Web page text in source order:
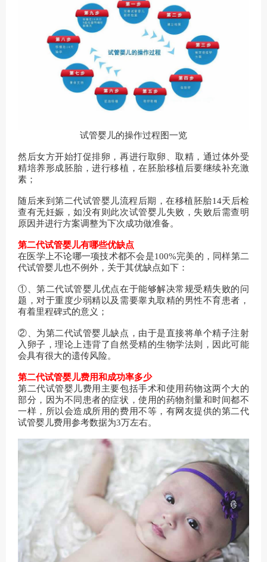
试管婴儿的操作过程图一览
然后女方开始打促排卵，再进行取卵、取精，通过体外受
精培养形成胚胎，进行移植，在胚胎移植后要继续补充激
素；
随后来到第二代试管婴儿流程后期，在移植胚胎14天后检
查有无妊娠，如没有则此次试管婴儿失败，失败后需查明
原因并进行方案调整为下次成功做准备。
第二代试管婴儿有哪些优缺点
在医学上不论哪一项技术都不会是100%完美的，同样第二
代试管婴儿也不例外，关于其优缺点如下：
①、第二代试管婴儿优点在于能够解决常规受精失败的问
题，对于重度少弱精以及需要睾丸取精的男性不育患者，
有着里程碑式的意义；
②、为第二代试管婴儿缺点，由于是直接将单个精子注射
入卵子，理论上违背了自然受精的生物学法则，因此可能
会具有很大的遗传风险。
第二代试管婴儿费用和成功率多少
第二代试管婴儿费用主要包括手术和使用药物这两个大的
部分，因为不同患者的症状，使用的药物剂量和时间都不
一样，所以会造成所用的费用不等，有网友提供的第二代
试管婴儿费用参考数据为3万左右。